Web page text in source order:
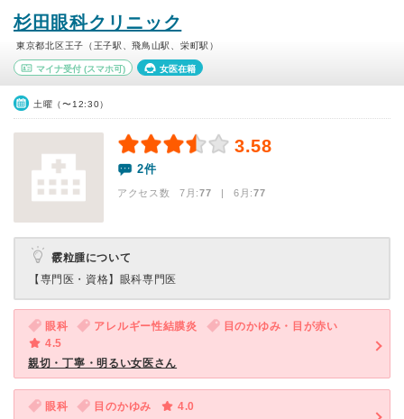
杉田眼科クリニック
東京都北区王子（王子駅、飛鳥山駅、栄町駅）
マイナ受付 (スマホ可) 女医在籍
土曜（〜12:30）
3.58
2件
アクセス数 7月:77 | 6月:77
霰粒腫について
【専門医・資格】 眼科専門医
眼科 アレルギー性結膜炎
目のかゆみ・目が赤い
4.5
親切・丁寧・明るい女医さん
眼科 目のかゆみ 4.0